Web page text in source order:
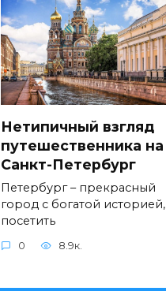
Нетипичный взгляд
путешественника на
Санкт-Петербург
Петербург – прекрасный
город с богатой историей,
посетить
0 8.9к.